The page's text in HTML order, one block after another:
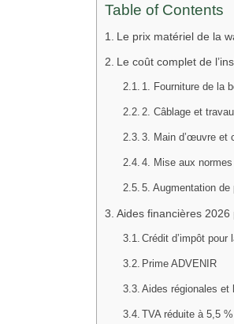
Table of Contents
Le prix matériel de la
Le coût complet de
1. Fourniture de la
2. Câblage et
3. Main d’œuvre et
4. Mise aux
5. Augmentation
Aides financières 2026
Crédit d’impôt
Prime ADVENIR
Aides régionales et
TVA réduite à 5,5 %